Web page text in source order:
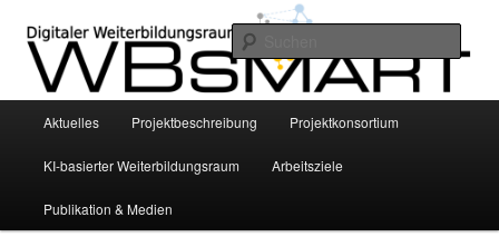
primären
Inhalt
springenWBsmart
INVITE Project – Bildungswissenschaftliche Grundlegung eines smarten KI-
basierten digitalen Weiterbildungsraums für die Altenhilfe mittels
personalisierter Empfehlungssysteme
Aktuelles Projektbeschreibung Projektkonsortium
KI-basierter Weiterbildungsraum Arbeitsziele
Publikation & Medien